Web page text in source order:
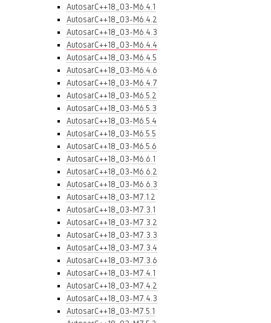
AutosarC++18_03-M6.4.1
AutosarC++18_03-M6.4.2
AutosarC++18_03-M6.4.3
AutosarC++18_03-M6.4.4
AutosarC++18_03-M6.4.5
AutosarC++18_03-M6.4.6
AutosarC++18_03-M6.4.7
AutosarC++18_03-M6.5.2
AutosarC++18_03-M6.5.3
AutosarC++18_03-M6.5.4
AutosarC++18_03-M6.5.5
AutosarC++18_03-M6.5.6
AutosarC++18_03-M6.6.1
AutosarC++18_03-M6.6.2
AutosarC++18_03-M6.6.3
AutosarC++18_03-M7.1.2
AutosarC++18_03-M7.3.1
AutosarC++18_03-M7.3.2
AutosarC++18_03-M7.3.3
AutosarC++18_03-M7.3.4
AutosarC++18_03-M7.3.6
AutosarC++18_03-M7.4.1
AutosarC++18_03-M7.4.2
AutosarC++18_03-M7.4.3
AutosarC++18_03-M7.5.1